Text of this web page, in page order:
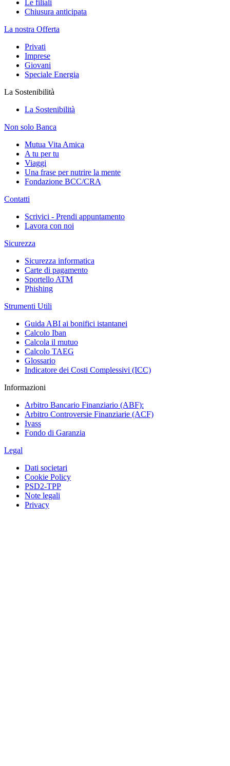
Le filiali
Chiusura anticipata
La nostra Offerta
Privati
Imprese
Giovani
Speciale Energia
La Sostenibilità
La Sostenibilità
Non solo Banca
Mutua Vita Amica
A tu per tu
Viaggi
Una frase per nutrire la mente
Fondazione BCC/CRA
Contatti
Scrivici - Prendi appuntamento
Lavora con noi
Sicurezza
Sicurezza informatica
Carte di pagamento
Sportello ATM
Phishing
Strumenti Utili
Guida ABI ai bonifici istantanei
Calcolo Iban
Calcola il mutuo
Calcolo TAEG
Glossario
Indicatore dei Costi Complessivi (ICC)
Informazioni
Arbitro Bancario Finanziario (ABF):
Arbitro Controversie Finanziarie (ACF)
Ivass
Fondo di Garanzia
Legal
Dati societari
Cookie Policy
PSD2-TPP
Note legali
Privacy